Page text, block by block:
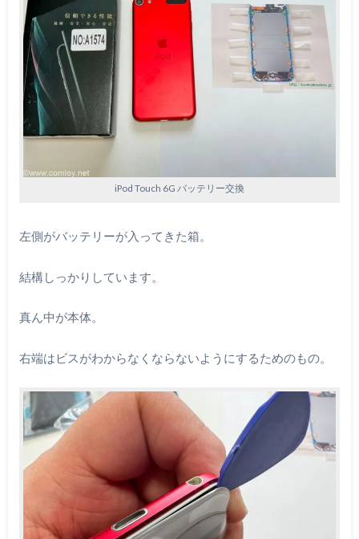
iPod Touch 6G バッテリー交換
左側がバッテリーが入ってきた箱。
結構しっかりしています。
真ん中が本体。
右端はビスがわからなくならないようにするためのもの。